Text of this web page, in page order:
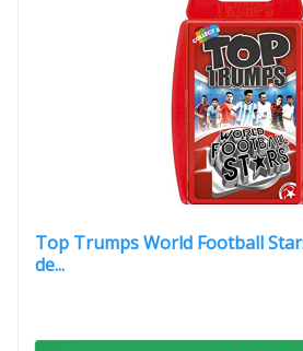
Top Trumps World Football
de...